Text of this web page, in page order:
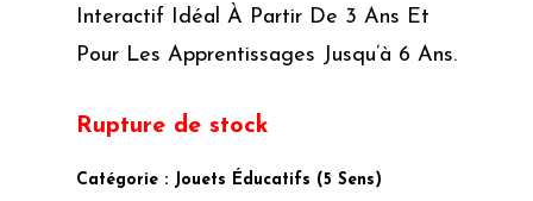
Interactif Idéal À Partir De 3 Ans Et
Pour Les Apprentissages Jusqu’à 6 Ans.
Rupture de stock
Catégorie : Jouets Éducatifs (5 Sens)